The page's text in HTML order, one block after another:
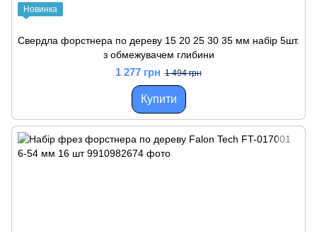
Новинка
Свердла форстнера по дереву 15 20 25 30 35 мм набір 5шт.
з обмежувачем глибини
1 277 грн 1 494 грн
Купити